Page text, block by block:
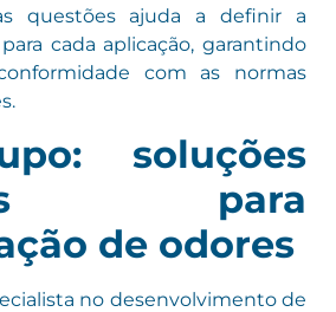
questões ajuda a definir a
cada aplicação, garantindo
com as normas
soluções
para
de odores
no desenvolvimento de